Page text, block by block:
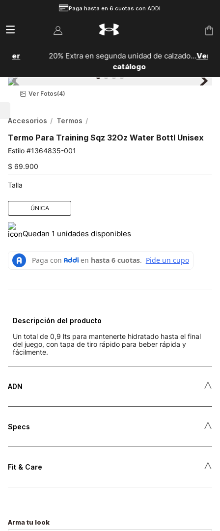
Paga hasta en 6 cuotas con ADDI
20% Extra en segunda unidad de calzado...Ver
catálogo
Ver Fotos(4)
Accesorios Termos
Termo Para Training Sqz 32Oz Water Bottl Unisex
1364835-001
$ 69.900
Talla
ÚNICA
Quedan 1 unidades disponibles
Descripción del producto
Un total de 0,9 lts para mantenerte hidratado hasta el final
del juego, con tapa de tiro rápido para beber rápida y
fácilmente.
ADN ˄
Specs ˄
Fit & Care ˄
Arma tu look